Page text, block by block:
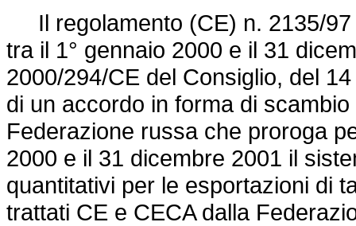
Il regolamento (CE) n. 2135/97
tra il 1° gennaio 2000 e il 31
2000/294/CE del Consiglio, del
di un accordo in forma di
Federazione russa che proroga
2000 e il 31 dicembre 2001 il
quantitativi per le esportazioni di
trattati CE e CECA dalla